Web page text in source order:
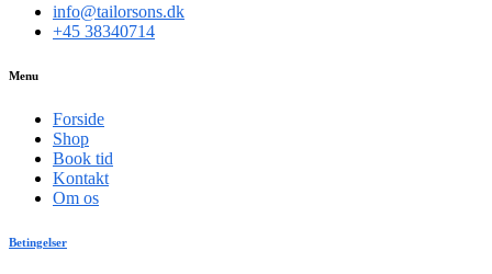
info@tailorsons.dk
+45 38340714
Menu
Forside
Shop
Book tid
Kontakt
Om os
Betingelser